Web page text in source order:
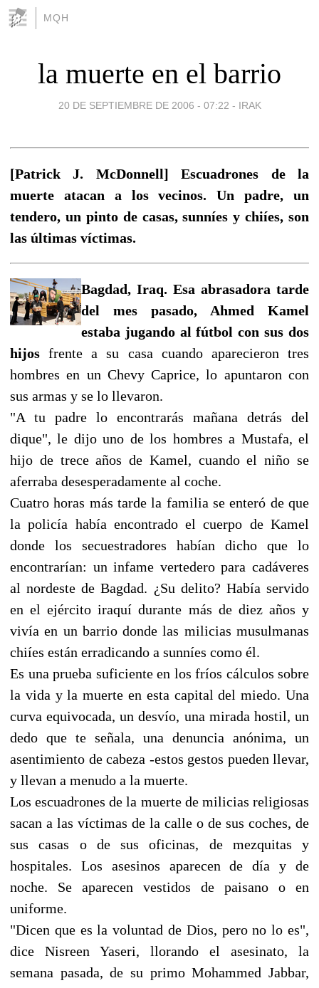
MQH
la muerte en el barrio
20 DE SEPTIEMBRE DE 2006 - 07:22 - IRAK
[Patrick J. McDonnell] Escuadrones de la
muerte atacan a los vecinos. Un padre, un
tendero, un pinto de casas, sunníes y chiíes, son
las últimas víctimas.
Bagdad, Iraq. Esa abrasadora tarde
del mes pasado, Ahmed Kamel
estaba jugando al fútbol con sus dos
hijos frente a su casa cuando aparecieron tres
hombres en un Chevy Caprice, lo apuntaron con
sus armas y se lo llevaron.
"A tu padre lo encontrarás mañana detrás del
dique", le dijo uno de los hombres a Mustafa, el
hijo de trece años de Kamel, cuando el niño se
aferraba desesperadamente al coche.
Cuatro horas más tarde la familia se enteró de que
la policía había encontrado el cuerpo de Kamel
donde los secuestradores habían dicho que lo
encontrarían: un infame vertedero para cadáveres
al nordeste de Bagdad. ¿Su delito? Había servido
en el ejército iraquí durante más de diez años y
vivía en un barrio donde las milicias musulmanas
chiíes están erradicando a sunníes como él.
Es una prueba suficiente en los fríos cálculos sobre
la vida y la muerte en esta capital del miedo. Una
curva equivocada, un desvío, una mirada hostil, un
dedo que te señala, una denuncia anónima, un
asentimiento de cabeza -estos gestos pueden llevar,
y llevan a menudo a la muerte.
Los escuadrones de la muerte de milicias religiosas
sacan a las víctimas de la calle o de sus coches, de
sus casas o de sus oficinas, de mezquitas y
hospitales. Los asesinos aparecen de día y de
noche. Se aparecen vestidos de paisano o en
uniforme.
"Dicen que es la voluntad de Dios, pero no lo es",
dice Nisreen Yaseri, llorando el asesinato, la
semana pasada, de su primo Mohammed Jabbar,